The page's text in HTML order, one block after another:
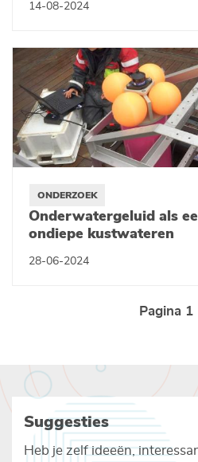
14-08-2024
ONDERZOEK
Onderwatergeluid als
ondiepe kustwateren
28-06-2024
Pagina 1
Suggesties
Heb je zelf ideeën,